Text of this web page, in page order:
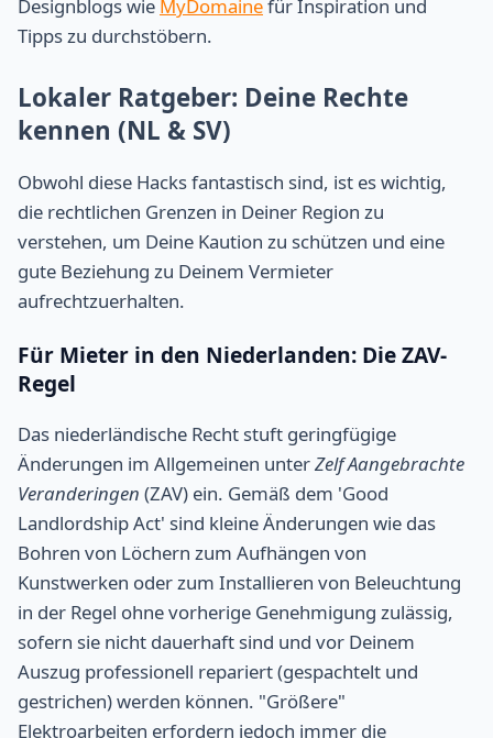
Designblogs wie MyDomainefür Inspiration und
Tipps zu durchstöbern.
Lokaler Ratgeber: Deine Rechte
kennen (NL & SV)
Obwohl diese Hacks fantastisch sind, ist es wichtig,
die rechtlichen Grenzen in Deiner Region zu
verstehen, um Deine Kaution zu schützen und eine
gute Beziehung zu Deinem Vermieter
aufrechtzuerhalten.
Für Mieter in den Niederlanden: Die ZAV-
Regel
Das niederländische Recht stuft geringfügige
Änderungen im Allgemeinen unterZelf Aangebrachte
Veranderingen (ZAV) ein. Gemäß dem 'Good
Landlordship Act' sind kleine Änderungen wie das
Bohren von Löchern zum Aufhängen von
Kunstwerken oder zum Installieren von Beleuchtung
in der Regel ohne vorherige Genehmigung zulässig,
sofern sie nicht dauerhaft sind und vor Deinem
Auszug professionell repariert (gespachtelt und
gestrichen) werden können. "Größere"
Elektroarbeiten erfordern jedoch immer die